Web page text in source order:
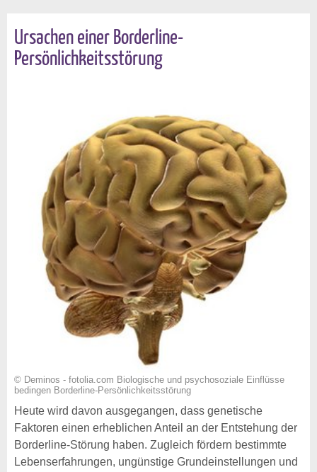
Ursachen einer Borderline-
Persönlichkeitsstörung
© Deminos - fotolia.com Biologische und psychosoziale Einflüsse
bedingen Borderline-Persönlichkeitsstörung
Heute wird davon ausgegangen, dass genetische
Faktoren einen erheblichen Anteil an der Entstehung der
Borderline-Störung haben. Zugleich fördern bestimmte
Lebenserfahrungen, ungünstige Grundeinstellungen und